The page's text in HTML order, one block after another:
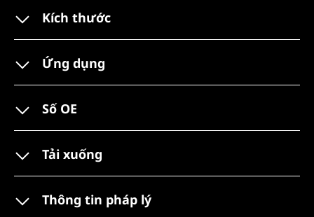
Kích thước
Ứng dụng
Số OE
Tải xuống
Thông tin pháp lý